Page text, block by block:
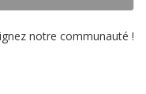
notre communauté !